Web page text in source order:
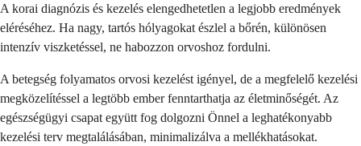
A korai diagnózis és kezelés elengedhetetlen a legjobb eredmények
eléréséhez. Ha nagy, tartós hólyagokat észlel a bőrén, különösen
intenzív viszketéssel, ne habozzon orvoshoz fordulni.
A betegség folyamatos orvosi kezelést igényel, de a megfelelő kezelési
megközelítéssel a legtöbb ember fenntarthatja az életminőségét. Az
egészségügyi csapat együtt fog dolgozni Önnel a leghatékonyabb
kezelési terv megtalálásában, minimalizálva a mellékhatásokat.